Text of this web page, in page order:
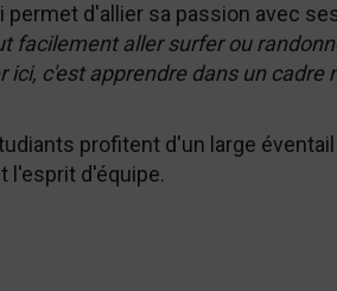
d'allier sa passion avec
facilement aller surfer ou
c'est apprendre dans un
profitent d'un large
l'esprit d'équipe.